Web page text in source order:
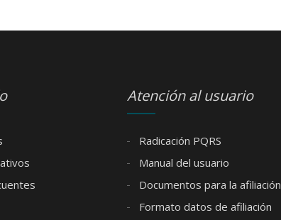
Atención al usuario
Radicación PQRS
Manual del usuario
Documentos para la afiliación
Formato datos de afiliación